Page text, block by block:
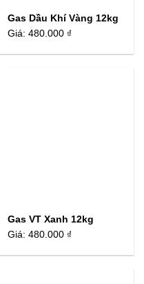
Gas Dầu Khí Vàng 12kg
Giá:480.000 ₫
Gas VT Xanh 12kg
Giá:480.000 ₫